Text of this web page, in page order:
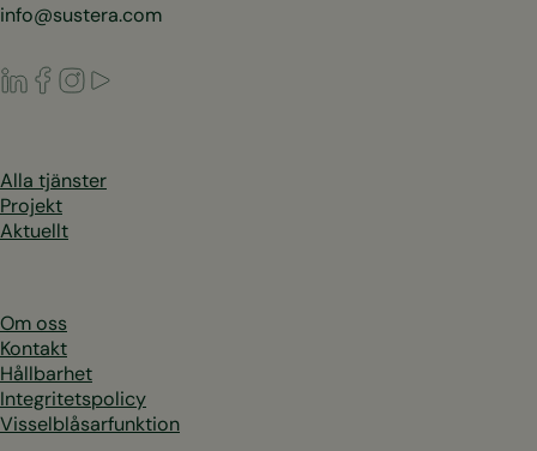
info@sustera.com
LinkedIn
Facebook
Instagram
Alla tjänster
Projekt
Aktuellt
Om oss
Kontakt
Hållbarhet
Integritetspolicy
Visselblåsarfunktion